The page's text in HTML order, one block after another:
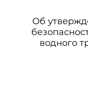
Об
водного
от